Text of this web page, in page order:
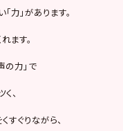
力」があります。
ます。
の力」で
、
すぐりながら、